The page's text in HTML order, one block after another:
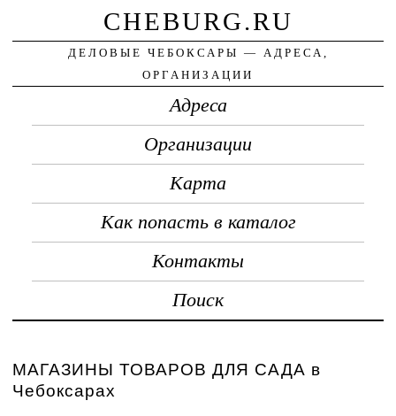
CHEBURG.RU
ДЕЛОВЫЕ ЧЕБОКСАРЫ — АДРЕСА,
ОРГАНИЗАЦИИ
Адреса
Организации
Карта
Как попасть в каталог
Контакты
Поиск
МАГАЗИНЫ ТОВАРОВ ДЛЯ САДА в
Чебоксарах